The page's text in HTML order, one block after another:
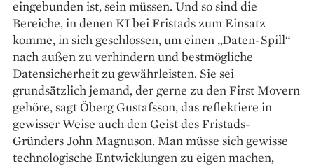
eingebunden ist, sein müssen. Und so sind die
Bereiche, in denen KI bei Fristads zum Einsatz
komme, in sich geschlossen, um einen „Daten-Spill“
nach außen zu verhindern und bestmögliche
Datensicherheit zu gewährleisten. Sie sei
grundsätzlich jemand, der gerne zu den First Movern
gehöre, sagt Öberg Gustafsson, das reflektiere in
gewisser Weise auch den Geist des Fristads-
Gründers John Magnuson. Man müsse sich gewisse
technologische Entwicklungen zu eigen machen,